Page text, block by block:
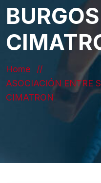
Home
ASOCIACIÓN ENTRE
CIMATRON